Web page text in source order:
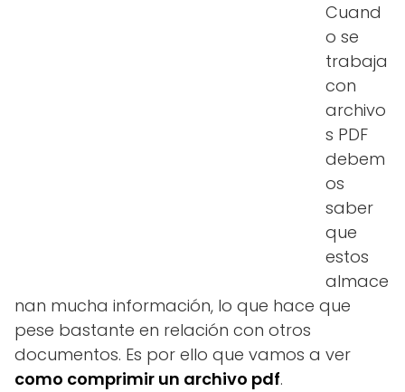
Cuand
o se
trabaja
con
archivo
s PDF
debem
os
saber
que
estos
almace
nan mucha información, lo que hace que
pese bastante en relación con otros
documentos. Es por ello que vamos a ver
como comprimir un archivo pdf.